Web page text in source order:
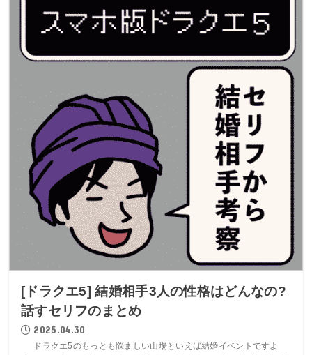
[ドラクエ5] 結婚相手3人の性格はどんなの?
話すセリフのまとめ
2025.04.30
ドラクエ5のもっとも悩ましい山場といえば結婚イベントですよ